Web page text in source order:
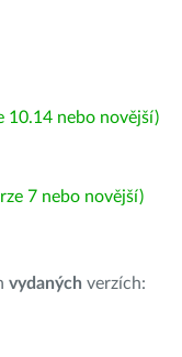
10.14 nebo novější)
7 nebo novější)
vydaných verzích: